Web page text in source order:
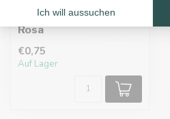
Schiebeperlenblume
Rosa
€0,75
Auf Lager